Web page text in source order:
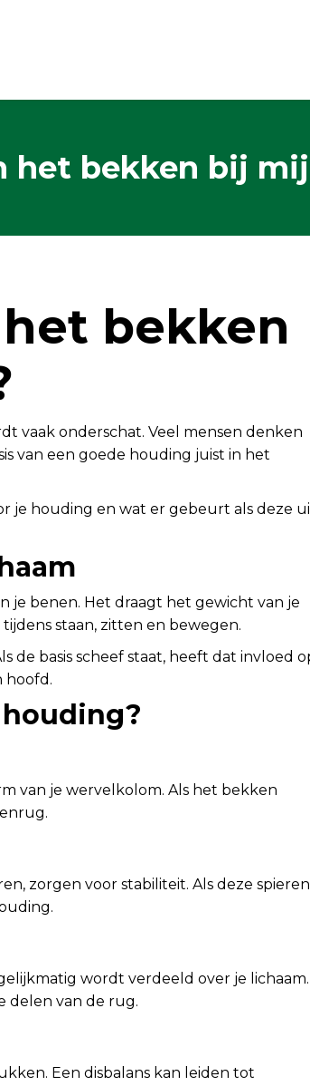
het bekken bij
bekken
vaak onderschat. Veel mensen denken
van een goede houding juist in het
je houding en wat er gebeurt als deze
je benen. Het draagt het gewicht van je
staan, zitten en bewegen.
de basis scheef staat, heeft dat invloed
hoofd.
van je wervelkolom. Als het bekken
zorgen voor stabiliteit. Als deze spieren
wordt verdeeld over je lichaam.
delen van de rug.
Een disbalans kan leiden tot